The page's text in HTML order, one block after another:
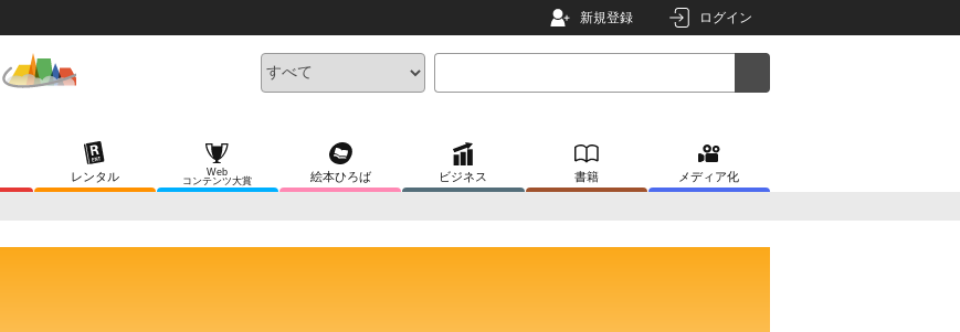
新規登録 ログイン
レンタル
Web
コンテンツ大賞
絵本ひろば ビジネス 書籍 メディア化